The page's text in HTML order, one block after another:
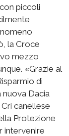
piccoli
la Croce
mezzo
«Grazie al
di
Dacia
canellese
Protezione
intervenire